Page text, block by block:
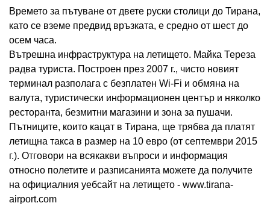
Времето за пътуване от двете руски столици до Тирана,
като се вземе предвид връзката, е средно от шест до
осем часа.
Вътрешна инфраструктура на летището. Майка Тереза ​​
радва туриста. Построен през 2007 г., чисто новият
терминал разполага с безплатен Wi-Fi и обмяна на
валута, туристически информационен център и няколко
ресторанта, безмитни магазини и зона за пушачи.
Пътниците, които кацат в Тирана, ще трябва да платят
летищна такса в размер на 10 евро (от септември 2015
г.). Отговори на всякакви въпроси и информация
относно полетите и разписанията можете да получите
на официалния уебсайт на летището - www.tirana-
airport.com